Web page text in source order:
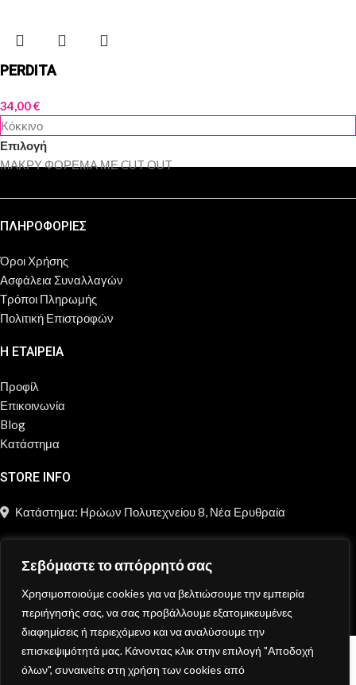
Σεβόμαστε το απόρρητό σας
Χρησιμοποιούμε cookies για να βελτιώσουμε την εμπειρία
περιήγησής σας, να σας προβάλλουμε εξατομικευμένες
διαφημίσεις ή περιεχόμενο και να αναλύσουμε την
επισκεψιμότητά μας. Κάνοντας κλικ στην επιλογή "Αποδοχή
όλων", συναινείτε στη χρήση των cookies από
PERDITA
34,00€
Κόκκινο
Επιλογή
ΜΑΚΡΥ ΦΟΡΕΜΑ ΜΕ CUT OUT
ΠΛΗΡΟΦΟΡΙΕΣ
Όροι Χρήσης
Ασφάλεια Συναλλαγών
Τρόποι Πληρωμής
Πολιτική Επιστροφών
Η ΕΤΑΙΡΕΙΑ
Προφίλ
Επικοινωνία
Blog
Κατάστημα
STORE INFO
Κατάστημα: Ηρώων Πολυτεχνείου 8, Νέα Ερυθραία
info@moncheri.store
Copyright © 2026 Mon Cheri / All rights reserved / Made with
{DE.CO.DE}
Κατάστημα